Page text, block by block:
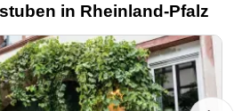
in Rheinland-Pfalz